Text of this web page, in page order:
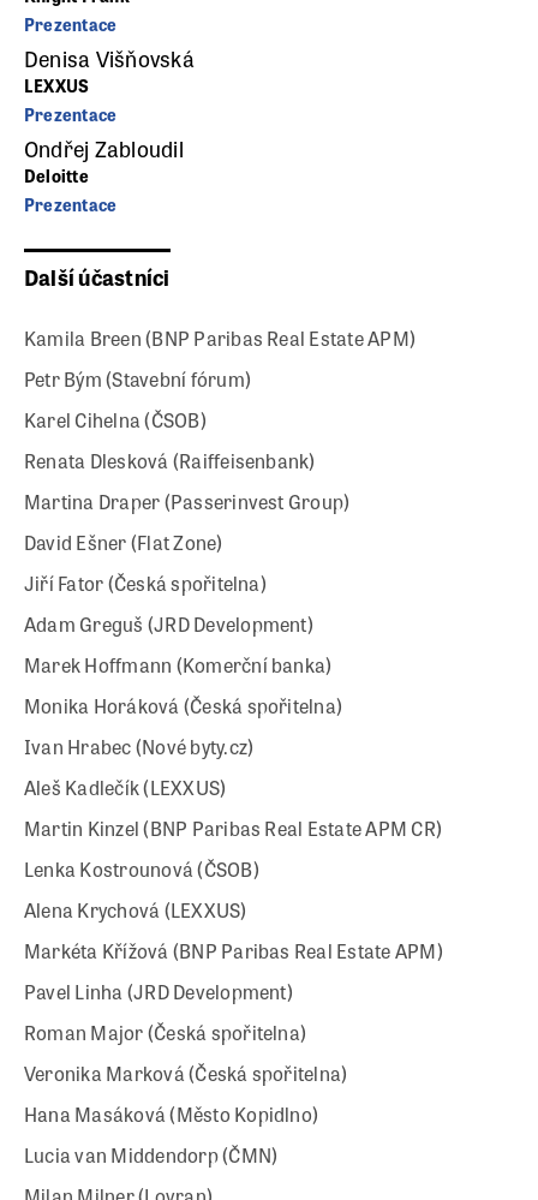
Prezentace
Denisa Višňovská
LEXXUS
Prezentace
Ondřej Zabloudil
Deloitte
Prezentace
Další účastníci
Kamila Breen (BNP Paribas Real Estate APM)
Petr Bým (Stavební fórum)
Karel Cihelna (ČSOB)
Renata Dlesková (Raiffeisenbank)
Martina Draper (Passerinvest Group)
David Ešner (Flat Zone)
Jiří Fator (Česká spořitelna)
Adam Greguš (JRD Development)
Marek Hoffmann (Komerční banka)
Monika Horáková (Česká spořitelna)
Ivan Hrabec (Nové byty.cz)
Aleš Kadlečík (LEXXUS)
Martin Kinzel (BNP Paribas Real Estate APM CR)
Lenka Kostrounová (ČSOB)
Alena Krychová (LEXXUS)
Markéta Křížová (BNP Paribas Real Estate APM)
Pavel Linha (JRD Development)
Roman Major (Česká spořitelna)
Veronika Marková (Česká spořitelna)
Hana Masáková (Město Kopidlno)
Lucia van Middendorp (ČMN)